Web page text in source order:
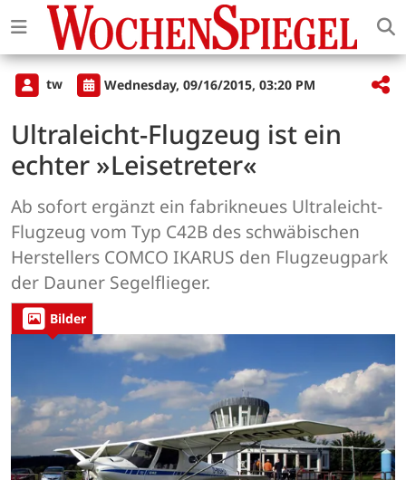
tw Wednesday, 09/16/2015, 03:20 PM
Ultraleicht-Flugzeug ist ein
echter »Leisetreter«
Ab sofort ergänzt ein fabrikneues Ultraleicht-
Flugzeug vom Typ C42B des schwäbischen
Herstellers COMCO IKARUS den Flugzeugpark
der Dauner Segelflieger.
Bilder